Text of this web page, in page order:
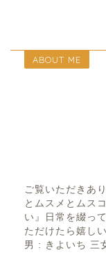
ABOUT ME
ご覧いただきあ
とムスメとムス
い』日常を綴っ
ただけたら嬉し
男 : きよいち 三